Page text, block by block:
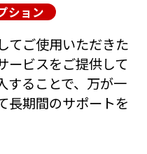
ション
てご使用いただきた
ービスをご提供して
することで、万が一
長期間のサポートを